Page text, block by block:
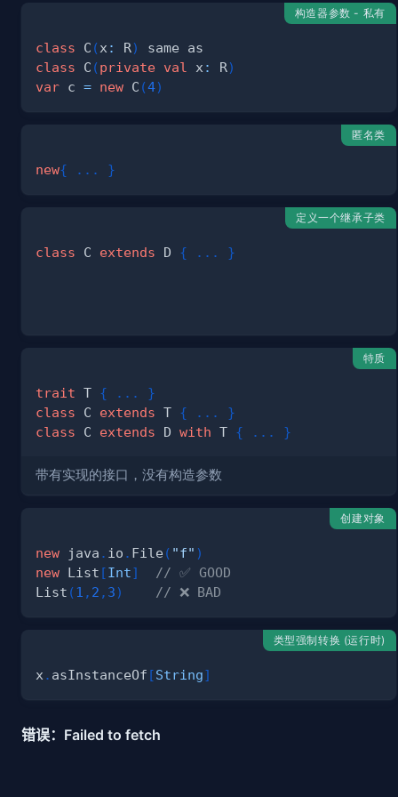
构造器参数 - 私有
class C (x : R)
class C (private val x : R)
var c = new C (4)
匿名类
new{ . . . }
定义一个继承子类
class C extends D { . . . }
特质
trait T { . . .
}
class C extends T { . . .
}
class C extends D with T { . . . }
带有实现的接口，没有构造参数
创建对象
new java . io . File ( "f" )
new List [Int]
// ✅ GOOD
List (1 , 2 , 3) // ❌ BAD
类型强制转换 (运行时)
x. asInstanceOf [String]